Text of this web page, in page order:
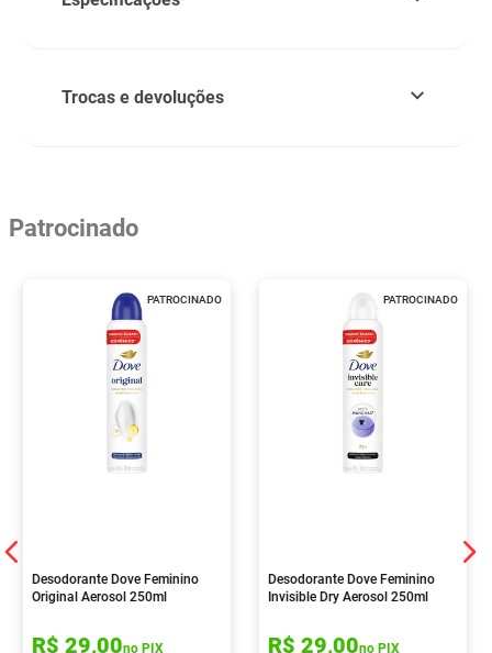
Trocas e devoluções
Patrocinado
PATROCINADO
Desodorante Dove Feminino
Original Aerosol 250ml
R$ 29,00no PIX
PATROCINADO
Desodorante Dove Feminino
Invisible Dry Aerosol 250ml
R$ 29,00no PIX